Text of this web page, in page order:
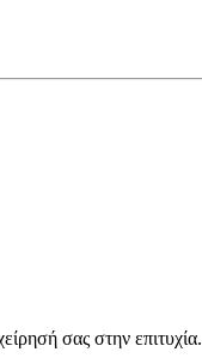
σας στην επιτυχία.